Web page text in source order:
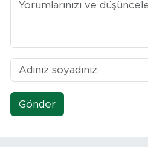
Gönder